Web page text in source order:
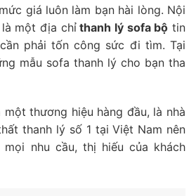
giá luôn làm bạn hài lòng. Nội
một địa chỉthanh lý sofa bộ tin
phải tốn công sức đi tìm. Tại
mẫu sofa thanh lý cho bạn tha
thương hiệu hàng đầu, là nhà
thanh lý số 1 tại Việt Nam nên
nhu cầu, thị hiếu của khách